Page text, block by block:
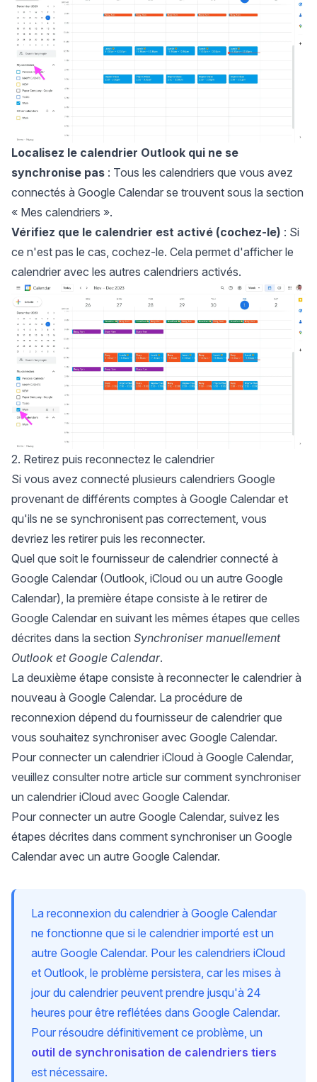
Localisez le calendrier Outlook qui ne se
synchronise pas : Tous les calendriers que vous avez
connectés à Google Calendar se trouvent sous la section
« Mes calendriers ».
Vérifiez que le calendrier est activé (cochez-le) : Si
ce n'est pas le cas, cochez-le. Cela permet d'afficher le
calendrier avec les autres calendriers activés.
2. Retirez puis reconnectez le calendrier
Si vous avez connecté plusieurs calendriers Google
provenant de différents comptes à Google Calendar et
qu'ils ne se synchronisent pas correctement, vous
devriez les retirer puis les reconnecter.
Quel que soit le fournisseur de calendrier connecté à
Google Calendar (Outlook, iCloud ou un autre Google
Calendar), la première étape consiste à le retirer de
Google Calendar en suivant les mêmes étapes que celles
décrites dans la section Synchroniser manuellement
Outlook et Google Calendar.
La deuxième étape consiste à reconnecter le calendrier à
nouveau à Google Calendar. La procédure de
reconnexion dépend du fournisseur de calendrier que
vous souhaitez synchroniser avec Google Calendar.
Pour connecter un calendrier iCloud à Google Calendar,
veuillez consulter notre article sur comment synchroniser
un calendrier iCloud avec Google Calendar.
Pour connecter un autre Google Calendar, suivez les
étapes décrites dans comment synchroniser un Google
Calendar avec un autre Google Calendar.
La reconnexion du calendrier à Google Calendar
ne fonctionne que si le calendrier importé est un
autre Google Calendar. Pour les calendriers iCloud
et Outlook, le problème persistera, car les mises à
jour du calendrier peuvent prendre jusqu'à 24
heures pour être reflétées dans Google Calendar.
Pour résoudre définitivement ce problème, un
outil de synchronisation de calendriers tiers
est nécessaire.